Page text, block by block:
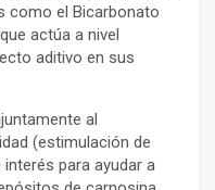
como el Bicarbonato
actúa a nivel
aditivo en sus
al
(estimulación de
para ayudar a